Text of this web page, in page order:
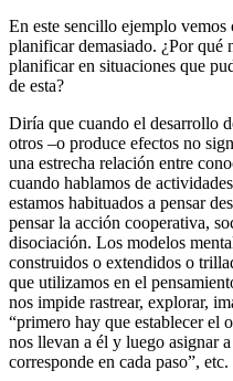
En este sencillo ejemplo
planificar demasiado. ¿Por qué
planificar en situaciones que
de esta?
Diría que cuando el desarrollo
otros –o produce efectos no
una estrecha relación entre
cuando hablamos de
estamos habituados a pensar
pensar la acción cooperativa,
disociación. Los modelos
construidos o extendidos o
que utilizamos en el
nos impide rastrear, explorar,
“primero hay que establecer el
nos llevan a él y luego asignar
corresponde en cada paso”, etc.